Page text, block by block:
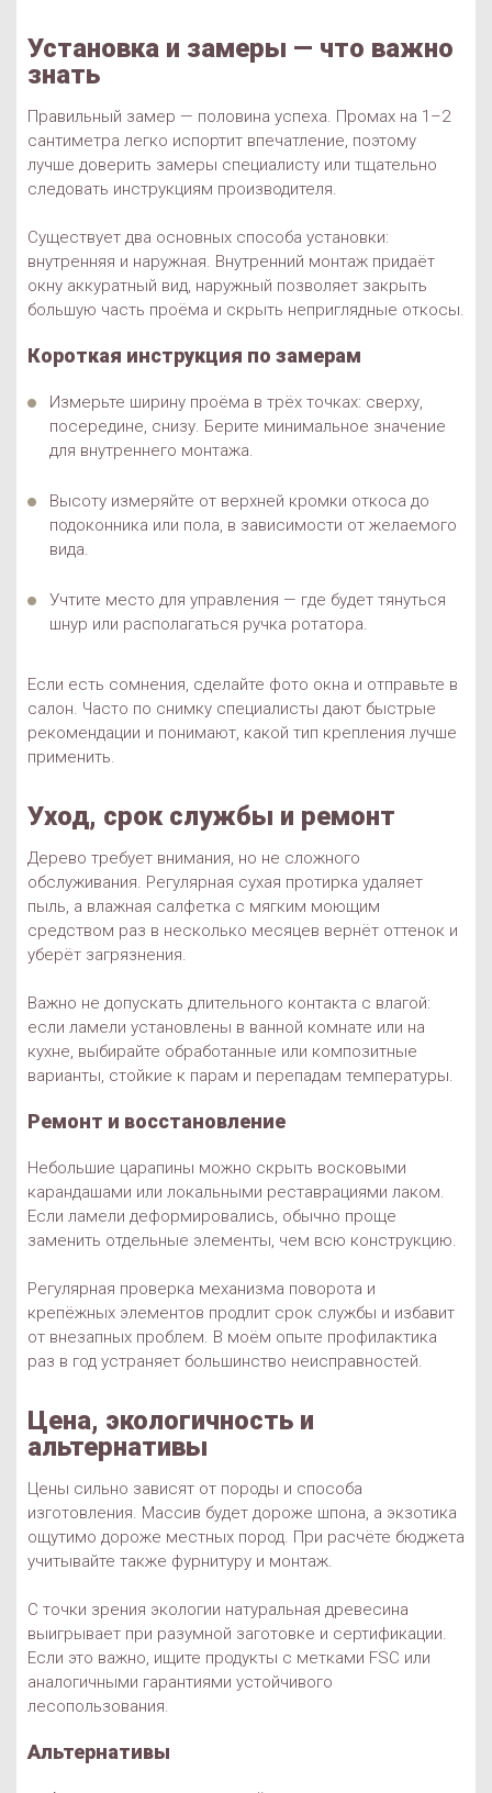
Установка и замеры — что важно
знать
Правильный замер — половина успеха. Промах на 1–2
сантиметра легко испортит впечатление, поэтому
лучше доверить замеры специалисту или тщательно
следовать инструкциям производителя.
Существует два основных способа установки:
внутренняя и наружная. Внутренний монтаж придаёт
окну аккуратный вид, наружный позволяет закрыть
большую часть проёма и скрыть неприглядные откосы.
Короткая инструкция по замерам
Измерьте ширину проёма в трёх точках: сверху,
посередине, снизу. Берите минимальное значение
для внутреннего монтажа.
Высоту измеряйте от верхней кромки откоса до
подоконника или пола, в зависимости от желаемого
вида.
Учтите место для управления — где будет тянуться
шнур или располагаться ручка ротатора.
Если есть сомнения, сделайте фото окна и отправьте в
салон. Часто по снимку специалисты дают быстрые
рекомендации и понимают, какой тип крепления лучше
применить.
Уход, срок службы и ремонт
Дерево требует внимания, но не сложного
обслуживания. Регулярная сухая протирка удаляет
пыль, а влажная салфетка с мягким моющим
средством раз в несколько месяцев вернёт оттенок и
уберёт загрязнения.
Важно не допускать длительного контакта с влагой:
если ламели установлены в ванной комнате или на
кухне, выбирайте обработанные или композитные
варианты, стойкие к парам и перепадам температуры.
Ремонт и восстановление
Небольшие царапины можно скрыть восковыми
карандашами или локальными реставрациями лаком.
Если ламели деформировались, обычно проще
заменить отдельные элементы, чем всю конструкцию.
Регулярная проверка механизма поворота и
крепёжных элементов продлит срок службы и избавит
от внезапных проблем. В моём опыте профилактика
раз в год устраняет большинство неисправностей.
Цена, экологичность и
альтернативы
Цены сильно зависят от породы и способа
изготовления. Массив будет дороже шпона, а экзотика
ощутимо дороже местных пород. При расчёте бюджета
учитывайте также фурнитуру и монтаж.
С точки зрения экологии натуральная древесина
выигрывает при разумной заготовке и сертификации.
Если это важно, ищите продукты с метками FSC или
аналогичными гарантиями устойчивого
лесопользования.
Альтернативы